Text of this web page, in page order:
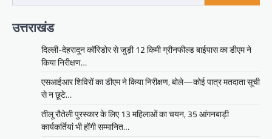
उत्तराखंड
दिल्ली-देहरादून कॉरिडोर से जुड़ी 12 किमी ग्रीनफील्ड बाईपास का डीएम ने
किया निरीक्षण…
एसआईआर शिविरों का डीएम ने किया निरीक्षण, बोले—कोई पात्र मतदाता सूची
से न छूटे…
तीलू रौतेली पुरस्कार के लिए 13 महिलाओं का चयन, 35 आंगनबाड़ी
कार्यकर्तियां भी होंगी सम्मानित…